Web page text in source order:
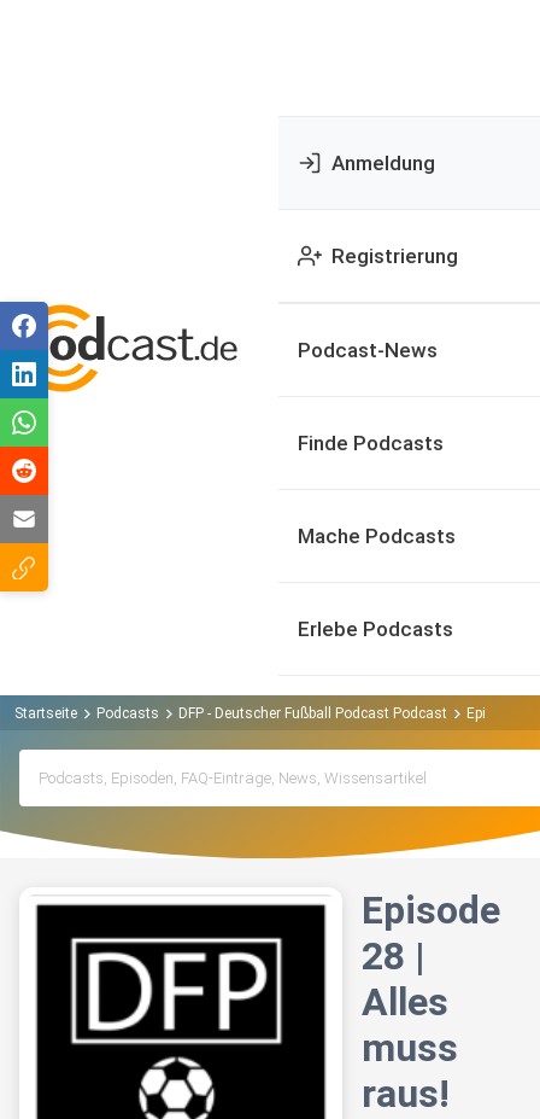
Anmeldung
Registrierung
Podcast-News
Finde Podcasts
Mache Podcasts
Erlebe Podcasts
Startseite Podcasts DFP - Deutscher Fußball Podcast Podcast Episode
Episode
28 |
Alles
muss
raus!